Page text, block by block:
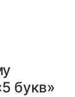
букв»